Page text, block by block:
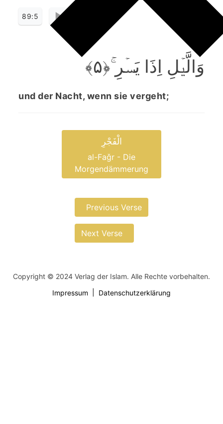
89:5
وَالَّیۡلِ اِذَا یَسۡرِ ۚ﴿۵﴾
und der Nacht, wenn sie vergeht;
الْفَجْرِ
al-Faǧr - Die
Morgendämmerung
Previous Verse
Next Verse
Copyright © 2024 Verlag der Islam. Alle Rechte vorbehalten.
Impressum
Datenschutzerklärung